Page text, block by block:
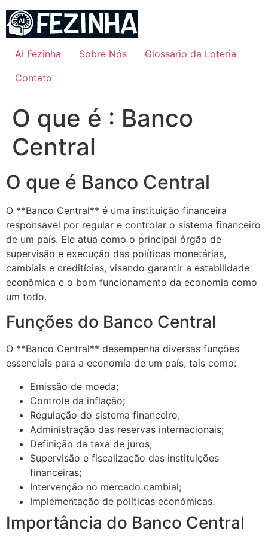
para
conteúdo
AI Fezinha Sobre Nós
Glossário da Loteria
Contato
O que é : Banco
Central
O que é Banco Central
O **Banco Central** é uma instituição financeira
responsável por regular e controlar o sistema financeiro
de um país. Ele atua como o principal órgão de
supervisão e execução das políticas monetárias,
cambiais e creditícias, visando garantir a estabilidade
econômica e o bom funcionamento da economia como
um todo.
Funções do Banco Central
O **Banco Central** desempenha diversas funções
essenciais para a economia de um país, tais como:
Emissão de moeda;
Controle da inflação;
Regulação do sistema financeiro;
Administração das reservas internacionais;
Definição da taxa de juros;
Supervisão e fiscalização das instituições
financeiras;
Intervenção no mercado cambial;
Implementação de políticas econômicas.
Importância do Banco Central